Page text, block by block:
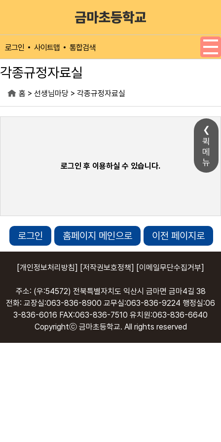
퀵
메
뉴
로그인 사이트맵 통합검색
각종규정자료실
홈 > 선생님마당 > 각종규정자료실
로그인 후 이용하실 수 있습니다.
로그인 홈페이지 메인으로 이전 페이지로
[개인정보처리방침] [저작권보호정책] [이메일무단수집거부]
주소: (우:54572) 전북특별자치도 익산시 금마면 금마4길 38
전화: 교장실:063-836-8900 교무실:063-836-9224 행정실:06
3-836-6016 FAX:063-836-7510 유치원:063-836-6640
Copyrightⓒ 금마초등학교. All rights reserved